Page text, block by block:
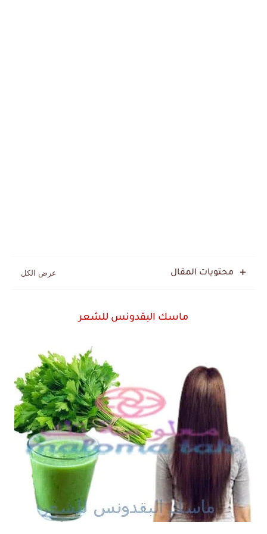
محتويات المقال
ماسك البقدونس للشعر